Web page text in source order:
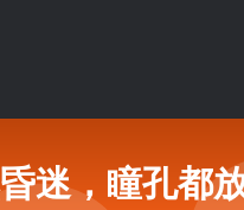
迷，瞳孔都